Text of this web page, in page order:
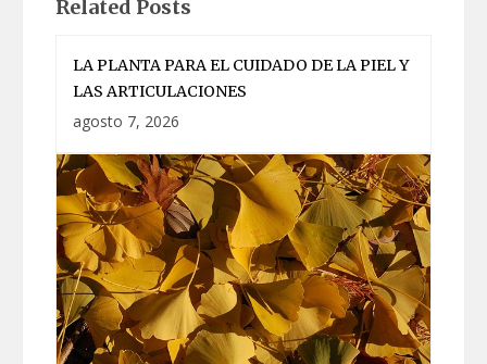
Related Posts
LA PLANTA PARA EL CUIDADO DE LA PIEL Y
LAS ARTICULACIONES
agosto 7, 2026